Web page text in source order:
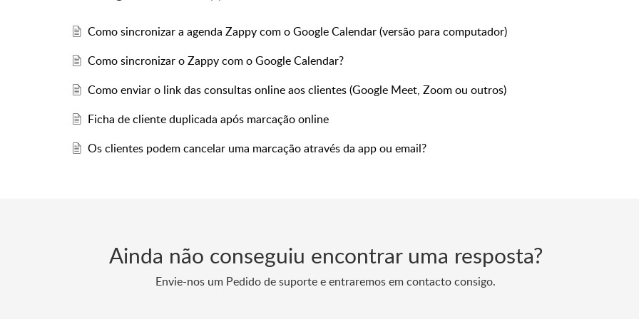
Como sincronizar a agenda Zappy com o Google Calendar (versão para computador)
Como sincronizar o Zappy com o Google Calendar?
Como enviar o link das consultas online aos clientes (Google Meet, Zoom ou outros)
Ficha de cliente duplicada após marcação online
Os clientes podem cancelar uma marcação através da app ou email?
Ainda não conseguiu encontrar uma resposta?
Envie-nos um Pedido de suporte e entraremos em contacto consigo.